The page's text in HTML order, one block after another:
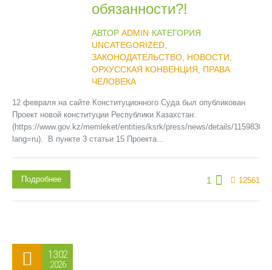
обязанности?!
АВТОР ADMIN КАТЕГОРИЯ
UNCATEGORIZED,
ЗАКОНОДАТЕЛЬСТВО, НОВОСТИ
ОРХУССКАЯ КОНВЕНЦИЯ
ПРАВА
ЧЕЛОВЕКА
12 февраля на сайте Конституционного Суда был опубликован
Проект новой конституции Республики Казахстан:
(https://www.gov.kz/memleket/entities/ksrk/press/news/details/1159830?
lang=ru). В пункте 3 статьи 15 Проекта...
1 12561
Подробнее
13.02
2026